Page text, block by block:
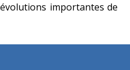
importantes de